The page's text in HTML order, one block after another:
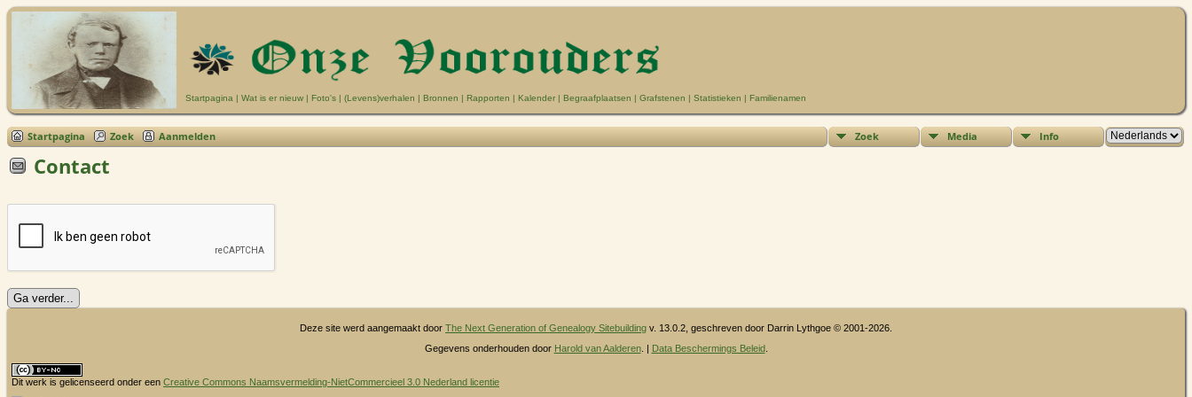
Startpagina | Wat is er nieuw | Foto's | (Levens)verhalen | Bronnen | Rapporten | Kalender | Begraafplaatsen | Grafstenen | Statistieken | Familienamen
Startpagina Zoek Aanmelden Zoek Media Info
Contact
Deze site werd aangemaakt door The Next Generation of Genealogy Sitebuilding v. 13.0.2, geschreven door Darrin Lythgoe © 2001-2026.
Gegevens onderhouden door Harold van Aalderen. | Data Beschermings Beleid.
Dit werk is gelicenseerd onder een Creative Commons Naamsvermelding-NietCommercieel 3.0 Nederland licentie